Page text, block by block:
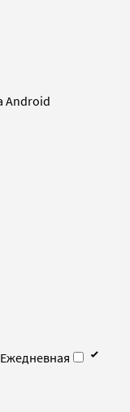
Android
Ежедневная